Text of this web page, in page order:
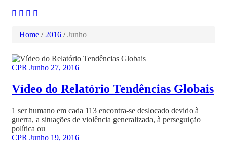
Home / 2016 /Junho
CPR Junho 27, 2016
Vídeo do Relatório Tendências Globais
1 ser humano em cada 113 encontra-se deslocado devido à
guerra, a situações de violência generalizada, à perseguição
política ou
CPR Junho 19, 2016